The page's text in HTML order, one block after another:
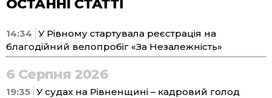
ОСТАННІ СТАТТІ
14:34 У Рівному стартувала реєстрація на
благодійний велопробіг «За Незалежність»
6 Серпня 2026
19:35 У судах на Рівненщині – кадровий голод